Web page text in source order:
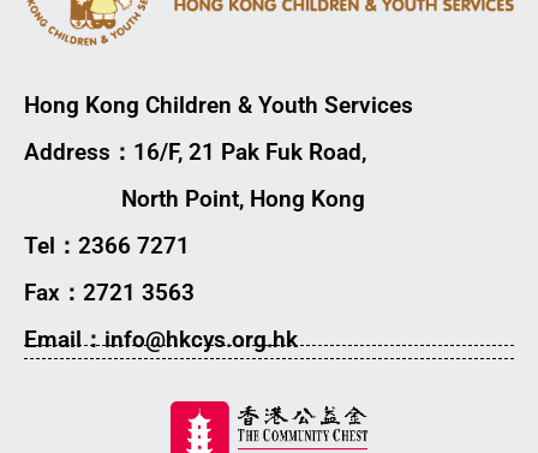
Hong Kong Children & Youth Services
Address：16/F, 21 Pak Fuk Road,
North Point, Hong Kong
Tel：2366 7271
Fax：2721 3563
Email：info@hkcys.org.hk